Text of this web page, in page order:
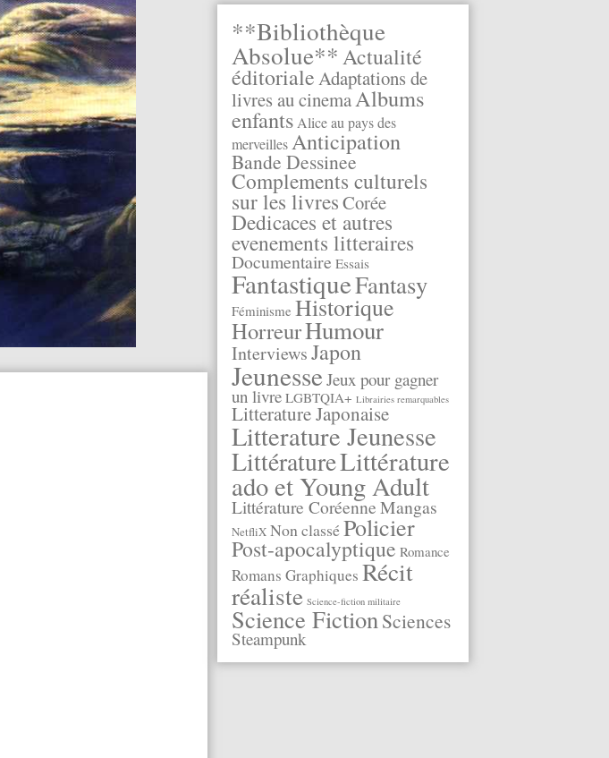
**Bibliothèque
Absolue**Actualité
éditorialeAdaptations de
livres au cinemaAlbums
enfantsAlice au pays des
merveillesAnticipation
Bande Dessinee
Complements culturels
sur les livresCorée
Dedicaces et autres
evenements litteraires
Documentaire Essais
FantastiqueFantasy
Féminisme Historique
HorreurHumour
InterviewsJapon
JeunesseJeux pour gagner
un livre LGBTQIA+ Librairies remarquables
Litterature Japonaise
Litterature Jeunesse
LittératureLittérature
ado et Young Adult
Littérature Coréenne Mangas
NetfliX Non classéPolicier
Post-apocalyptique Romance
Romans Graphiques Récit
réaliste Science-fiction militaire
Science FictionSciences
Steampunk